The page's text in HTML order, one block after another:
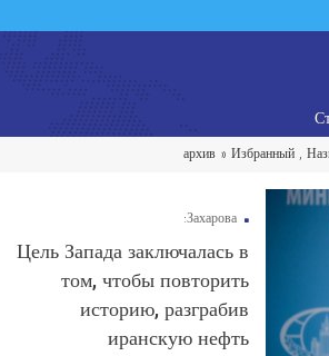
архив » Избранный ,
Цель Запада заключалась в
том, чтобы повторить
историю, разграбив
иранскую нефть